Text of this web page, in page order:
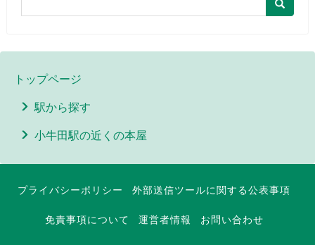
トップページ
駅から探す
小牛田駅の近くの本屋
プライバシーポリシー 外部送信ツールに関する公表事項
免責事項について 運営者情報 お問い合わせ